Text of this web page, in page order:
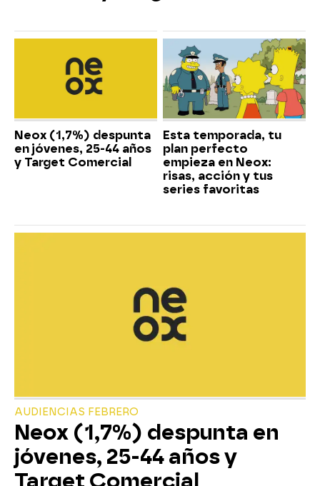
Neox (1,7%) despunta
en jóvenes, 25-44 años
y Target Comercial
Esta temporada, tu
plan perfecto
empieza en Neox:
risas, acción y tus
series favoritas
AUDIENCIAS FEBRERO
Neox (1,7%) despunta en
jóvenes, 25-44 años y
Target Comercial